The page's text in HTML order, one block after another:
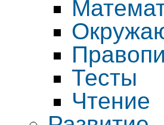
Тесты
Чтение